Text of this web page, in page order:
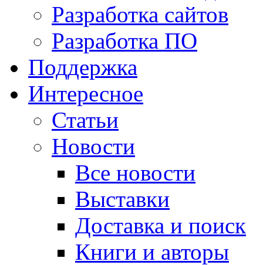
Разработка сайтов
Разработка ПО
Поддержка
Интересное
Статьи
Новости
Все новости
Выставки
Доставка и поиск
Книги и авторы